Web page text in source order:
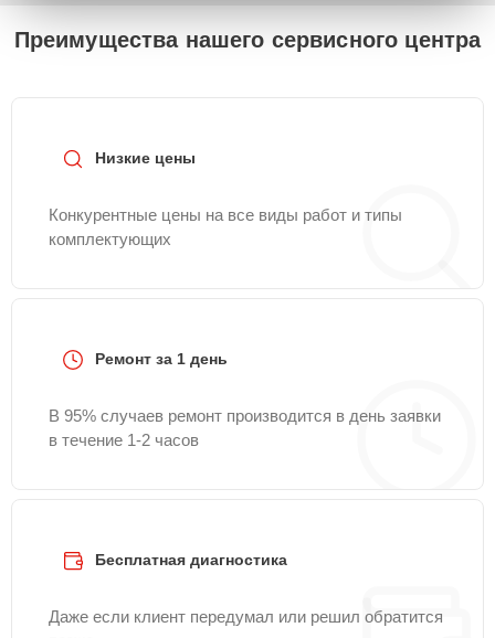
Преимущества нашего сервисного центра
Низкие цены
Конкурентные цены на все виды работ и типы
комплектующих
Ремонт за 1 день
В 95% случаев ремонт производится в день заявки
в течение 1-2 часов
Бесплатная диагностика
Даже если клиент передумал или решил обратится